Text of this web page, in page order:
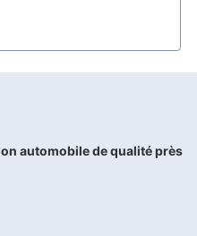
automobile de qualité près